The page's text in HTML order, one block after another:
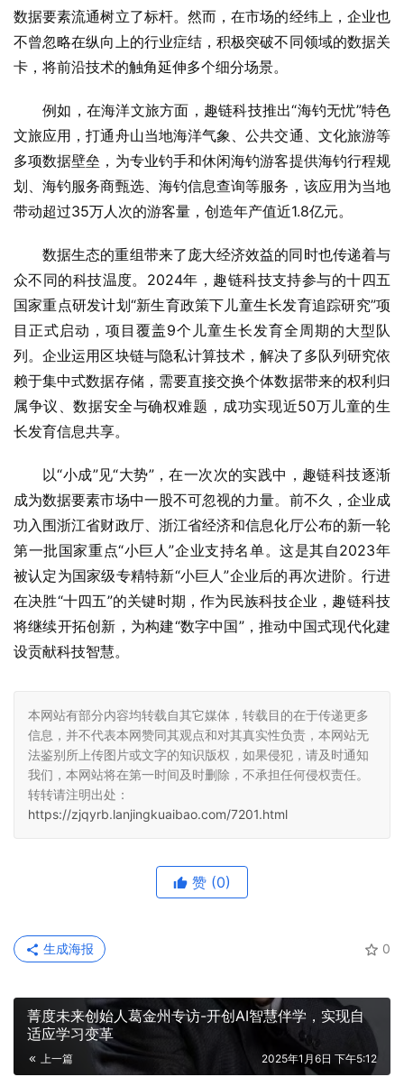
数据要素流通树立了标杆。然而，在市场的经纬上，企业也
不曾忽略在纵向上的行业症结，积极突破不同领域的数据关
卡，将前沿技术的触角延伸多个细分场景。
例如，在海洋文旅方面，趣链科技推出“海钓无忧”特色
文旅应用，打通舟山当地海洋气象、公共交通、文化旅游等
多项数据壁垒，为专业钓手和休闲海钓游客提供海钓行程规
划、海钓服务商甄选、海钓信息查询等服务，该应用为当地
带动超过35万人次的游客量，创造年产值近1.8亿元。
数据生态的重组带来了庞大经济效益的同时也传递着与
众不同的科技温度。2024年，趣链科技支持参与的十四五
国家重点研发计划“新生育政策下儿童生长发育追踪研究”项
目正式启动，项目覆盖9个儿童生长发育全周期的大型队
列。企业运用区块链与隐私计算技术，解决了多队列研究依
赖于集中式数据存储，需要直接交换个体数据带来的权利归
属争议、数据安全与确权难题，成功实现近50万儿童的生
长发育信息共享。
以“小成”见“大势”，在一次次的实践中，趣链科技逐渐
成为数据要素市场中一股不可忽视的力量。前不久，企业成
功入围浙江省财政厅、浙江省经济和信息化厅公布的新一轮
第一批国家重点“小巨人”企业支持名单。这是其自2023年
被认定为国家级专精特新“小巨人”企业后的再次进阶。行进
在决胜“十四五”的关键时期，作为民族科技企业，趣链科技
将继续开拓创新，为构建“数字中国”，推动中国式现代化建
设贡献科技智慧。
本网站有部分内容均转载自其它媒体，转载目的在于传递更多
信息，并不代表本网赞同其观点和对其真实性负责，本网站无
法鉴别所上传图片或文字的知识版权，如果侵犯，请及时通知
我们，本网站将在第一时间及时删除，不承担任何侵权责任。
转转请注明出处：
https://zjqyrb.lanjingkuaibao.com/7201.html
赞 (0)
0
生成海报
菁度未来创始人葛金州专访-开创AI智慧伴学，实现自
适应学习变革
上一篇 2025年1月6日 下午5:12